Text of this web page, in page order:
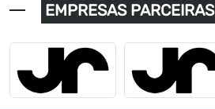
EMPRESAS PARCEIRAS